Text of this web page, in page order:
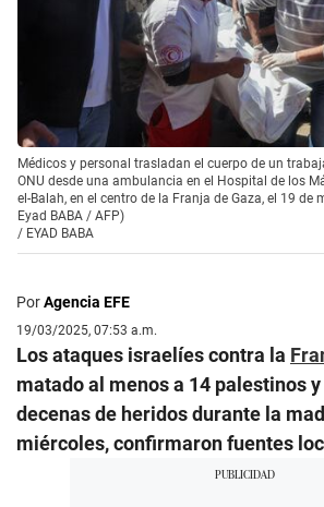
Médicos y personal trasladan el cuerpo de un
ONU desde una ambulancia en el Hospital de los
el-Balah, en el centro de la Franja de Gaza, el 19 de
Eyad BABA / AFP)
/ EYAD BABA
PorAgencia EFE
19/03/2025, 07:53 a.m.
Los ataques israelíes contra la
matado al menos a 14 palestinos
decenas de heridos durante la
miércoles, confirmaron fuentes